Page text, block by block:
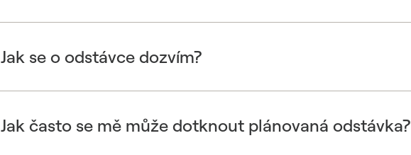
Jak se o odstávce dozvím?
Jak často se mě může dotknout plánovaná odstávka?